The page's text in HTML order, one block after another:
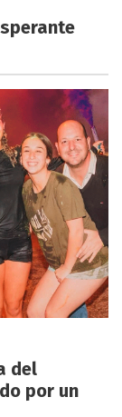
del
por un